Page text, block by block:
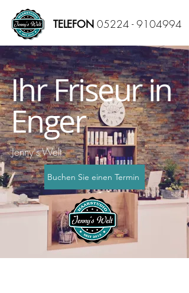
TELEFON 05224 - 9104994
Ihr Friseur in
Enger
Jenny's Welt
Buchen Sie einen Termin